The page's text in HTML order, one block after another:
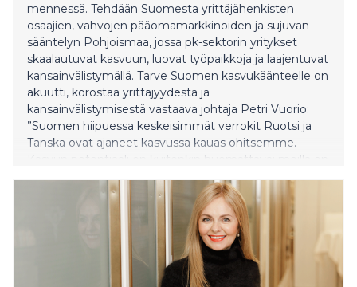
mennessä. Tehdään Suomesta yrittäjähenkisten
osaajien, vahvojen pääomamarkkinoiden ja sujuvan
sääntelyn Pohjoismaa, jossa pk-sektorin yritykset
skaalautuvat kasvuun, luovat työpaikkoja ja laajentuvat
kansainvälistymällä. Tarve Suomen kasvukäänteelle on
akuutti, korostaa yrittäjyydestä ja
kansainvälistymisestä vastaava johtaja Petri Vuorio:
”Suomen hiipuessa keskeisimmät verrokit Ruotsi ja
Tanska ovat ajaneet kasvussa kauas ohitsemme.
Kasvun potentiaali on kuitenkin huomattava: meillä on
mutta 40 prosenttia vähemmän yli 10 hengen
yrityksiä. Suomen pk-yritysvetoinen kasvuaalto vaatii
paitsi rohkeutta ja riskinottoa, myös Pohjoismaiden
parasta toimintaympäristöä yrittää, investoida ja
kasvaa. Vastineeksi S